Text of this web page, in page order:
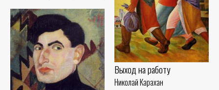
Выход на работу
Николай Карахан